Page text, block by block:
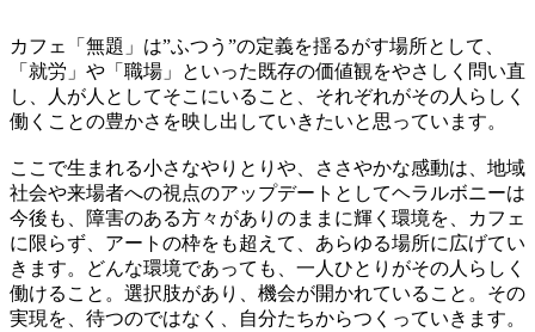
カフェ「無題」は”ふつう”の定義を揺るがす場所として、
「就労」や「職場」といった既存の価値観をやさしく問い直
し、人が人としてそこにいること、それぞれがその人らしく
働くことの豊かさを映し出していきたいと思っています。
ここで生まれる小さなやりとりや、ささやかな感動は、地域
社会や来場者への視点のアップデートとしてヘラルボニーは
今後も、障害のある方々がありのままに輝く環境を、カフェ
に限らず、アートの枠をも超えて、あらゆる場所に広げてい
きます。どんな環境であっても、一人ひとりがその人らしく
働けること。選択肢があり、機会が開かれていること。その
実現を、待つのではなく、自分たちからつくっていきます。